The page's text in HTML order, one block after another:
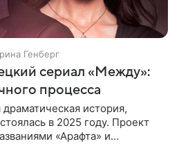
Генберг
сериал «Между»:
процесса
история,
в 2025 году. Проект
«Арафта» и